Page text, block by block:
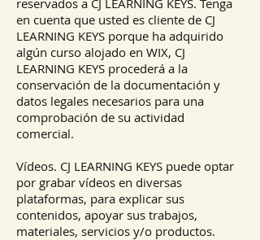
reservados a CJ LEARNING KEYS. Tenga
en cuenta que usted es cliente de CJ
LEARNING KEYS porque ha adquirido
algún curso alojado en WIX, CJ
LEARNING KEYS procederá a la
conservación de la documentación y
datos legales necesarios para una
comprobación de su actividad
comercial.
Vídeos. CJ LEARNING KEYS puede optar
por grabar vídeos en diversas
plataformas, para explicar sus
contenidos, apoyar sus trabajos,
materiales, servicios y/o productos.